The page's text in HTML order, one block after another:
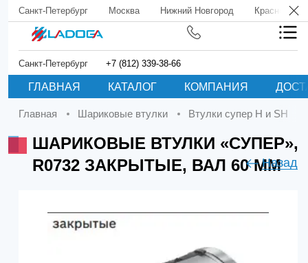
Санкт-Петербург Москва Нижний Новгород Краснодар
Санкт-Петербург +7 (812) 339-38-66
ГЛАВНАЯ КАТАЛОГ КОМПАНИЯ
Главная Шариковые втулки Втулки супер H и SH
ШАРИКОВЫЕ ВТУЛКИ «СУПЕР»,
R0732 ЗАКРЫТЫЕ, ВАЛ 60 ММНазад